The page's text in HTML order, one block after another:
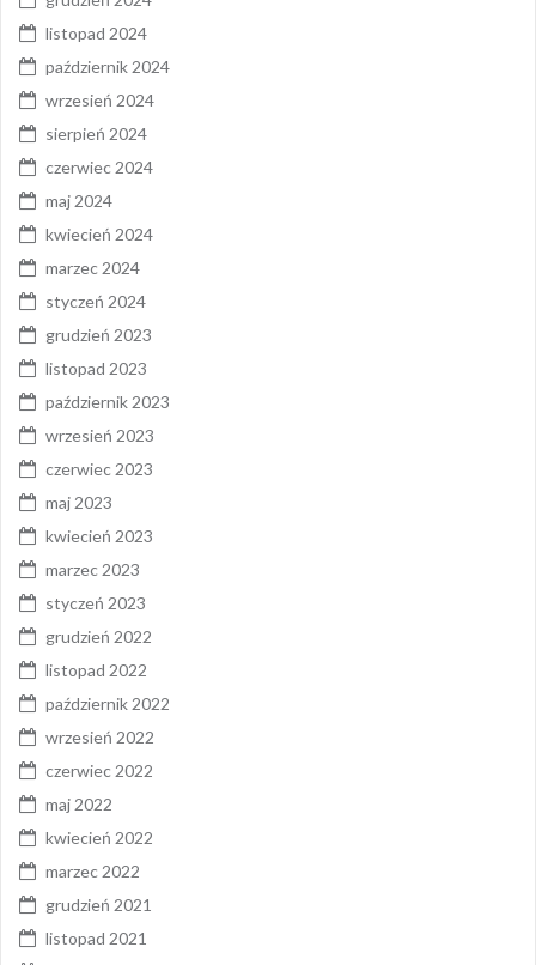
listopad 2024
październik 2024
wrzesień 2024
sierpień 2024
czerwiec 2024
maj 2024
kwiecień 2024
marzec 2024
styczeń 2024
grudzień 2023
listopad 2023
październik 2023
wrzesień 2023
czerwiec 2023
maj 2023
kwiecień 2023
marzec 2023
styczeń 2023
grudzień 2022
listopad 2022
październik 2022
wrzesień 2022
czerwiec 2022
maj 2022
kwiecień 2022
marzec 2022
grudzień 2021
listopad 2021